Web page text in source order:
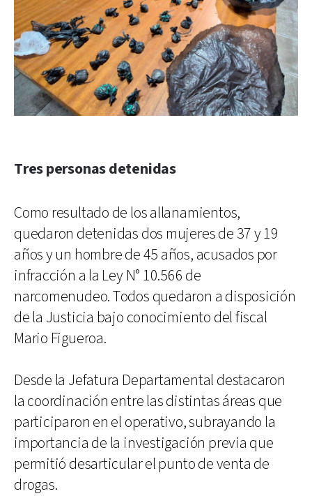
Tres personas detenidas
Como resultado de los allanamientos,
quedaron detenidas dos mujeres de 37 y 19
años y un hombre de 45 años, acusados por
infracción a la Ley N° 10.566 de
narcomenudeo. Todos quedaron a disposición
de la Justicia bajo conocimiento del fiscal
Mario Figueroa.
Desde la Jefatura Departamental destacaron
la coordinación entre las distintas áreas que
participaron en el operativo, subrayando la
importancia de la investigación previa que
permitió desarticular el punto de venta de
drogas.